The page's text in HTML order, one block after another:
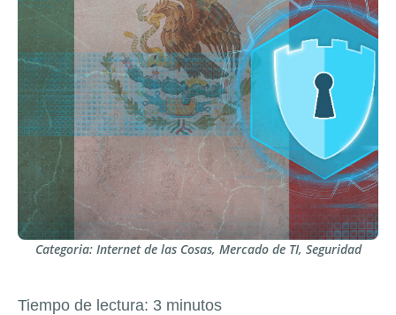
Categoria: Internet de las Cosas, Mercado de TI, Seguridad
Tiempo de lectura: 3 minutos